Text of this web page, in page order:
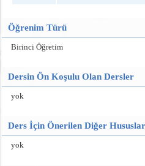
Öğrenim Türü
Birinci Öğretim
Dersin Ön Koşulu Olan Dersler
yok
Ders İçin Önerilen Diğer Hususlar
yok